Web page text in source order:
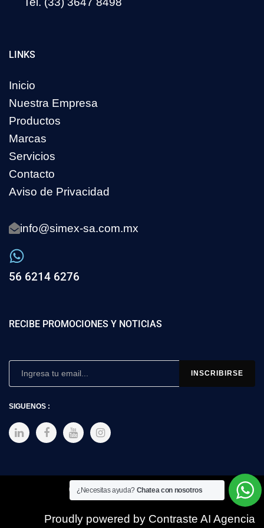
LINKS
Inicio
Nuestra Empresa
Productos
Marcas
Servicios
Contacto
Aviso de Privacidad
info@simex-sa.com.mx
56 6214 6276
RECIBE PROMOCIONES Y NOTICIAS
SIGUENOS :
Copyright © 2025 SIMEX
Proudly powered by Contraste AI Agencia
¿Necesitas ayuda? Chatea con nosotros